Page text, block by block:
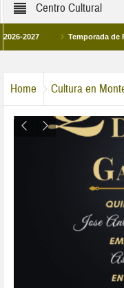
Centro Cultural
Temporada de Piscinas
Home Cultura en